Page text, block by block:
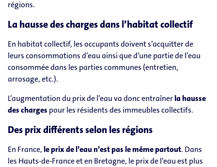
régions.
La hausse des charges dans l’habitat collectif
En habitat collectif, les occupants doivent s’acquitter de
leurs consommations d’eau ainsi que d’une partie de l’eau
consommée dans les parties communes (entretien,
arrosage, etc.).
L’augmentation du prix de l’eau va donc entraînerla hausse
des charges pour les résidents des immeubles collectifs.
Des prix différents selon les régions
En France, le prix de l’eau n’est pas le même partout. Dans
les Hauts-de-France et en Bretagne, le prix de l’eau est plus